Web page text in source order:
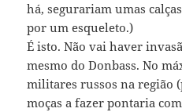
há, segurariam umas
por um esqueleto.)
É isto. Não vai haver
mesmo do Donbass. No
militares russos na região
moças a fazer pontaria